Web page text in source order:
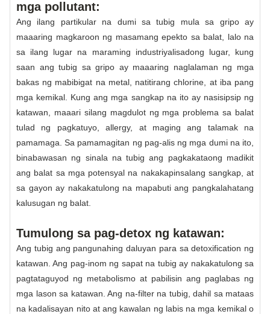
mga pollutant:
Ang ilang partikular na dumi sa tubig mula sa gripo ay
maaaring magkaroon ng masamang epekto sa balat, lalo na
sa ilang lugar na maraming industriyalisadong lugar, kung
saan ang tubig sa gripo ay maaaring naglalaman ng mga
bakas ng mabibigat na metal, natitirang chlorine, at iba pang
mga kemikal. Kung ang mga sangkap na ito ay nasisipsip ng
katawan, maaari silang magdulot ng mga problema sa balat
tulad ng pagkatuyo, allergy, at maging ang talamak na
pamamaga. Sa pamamagitan ng pag-alis ng mga dumi na ito,
binabawasan ng sinala na tubig ang pagkakataong madikit
ang balat sa mga potensyal na nakakapinsalang sangkap, at
sa gayon ay nakakatulong na mapabuti ang pangkalahatang
kalusugan ng balat.
Tumulong sa pag-detox ng katawan:
Ang tubig ang pangunahing daluyan para sa detoxification ng
katawan. Ang pag-inom ng sapat na tubig ay nakakatulong sa
pagtataguyod ng metabolismo at pabilisin ang paglabas ng
mga lason sa katawan. Ang na-filter na tubig, dahil sa mataas
na kadalisayan nito at ang kawalan ng labis na mga kemikal o